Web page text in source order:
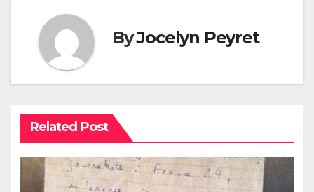
ByJocelyn Peyret
Related Post